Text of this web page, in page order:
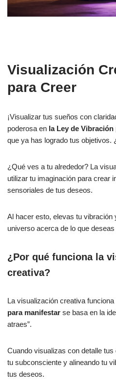
Visualización
para Creer
¡Visualizar tus sueños con
poderosa en la Ley de
que ya has logrado tus objetivos.
¿Qué ves a tu alrededor? La
utilizar tu imaginación para crear
sensoriales de tus deseos.
Al hacer esto, elevas tu
universo acerca de lo que
¿Por qué funciona la
creativa?
La visualización creativa funciona
para manifestar se basa en la
atraes”.
Cuando visualizas con detalle
tu subconsciente y alineando tu
tus deseos.